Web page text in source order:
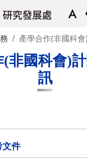
產學合作(非國科
(非國科會)
訊
文件